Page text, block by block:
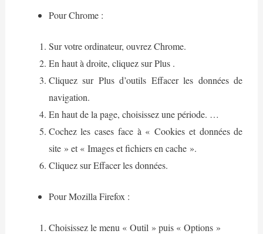
Pour Chrome :
Sur votre ordinateur, ouvrez Chrome.
En haut à droite, cliquez sur Plus .
Cliquez sur Plus d’outils Effacer les données de
navigation.
En haut de la page, choisissez une période. …
Cochez les cases face à « Cookies et données de
site » et « Images et fichiers en cache ».
Cliquez sur Effacer les données.
Pour Mozilla Firefox :
Choisissez le menu « Outil » puis « Options »